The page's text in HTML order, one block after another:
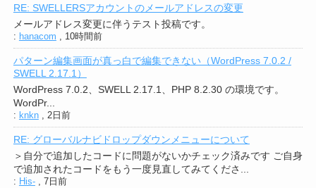
RE: SWELLERSアカウントのメールアドレスの変更
メールアドレス変更に伴うテスト投稿です。
: hanacom , 10時間前
パターン編集画面が真っ白で編集できない（WordPress 7.0.2 /
SWELL 2.17.1）
WordPress 7.0.2、SWELL 2.17.1、PHP 8.2.30 の環境です。
WordPr...
: knkn, 2日前
RE: グローバルナビドロップダウンメニューについて
＞自分で追加したコードに問題がないかチェック済みです ご自身
で追加されたコードをもう一度見直してみてくださ...
: His-, 7日前